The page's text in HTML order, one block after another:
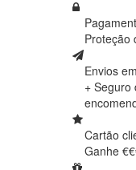
Proteção
Envios
+ Seguro
Cartão
Ganhe